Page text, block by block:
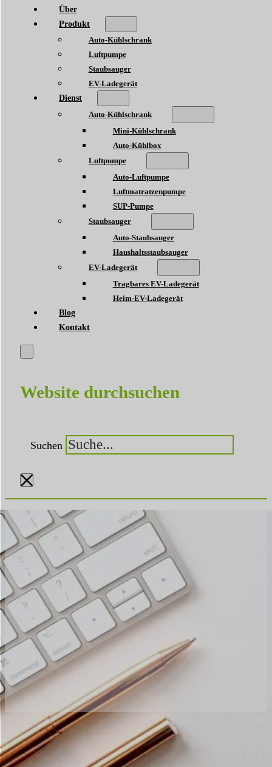
Über
Produkt
Auto-Kühlschrank
Luftpumpe
Staubsauger
EV-Ladegerät
Dienst
Auto-Kühlschrank
Mini-Kühlschrank
Auto-Kühlbox
Luftpumpe
Auto-Luftpumpe
Luftmatratzenpumpe
SUP-Pumpe
Staubsauger
Auto-Staubsauger
Haushaltsstaubsauger
EV-Ladegerät
Tragbares EV-Ladegerät
Heim-EV-Ladegerät
Blog
Kontakt
Website durchsuchen
Suchen
×